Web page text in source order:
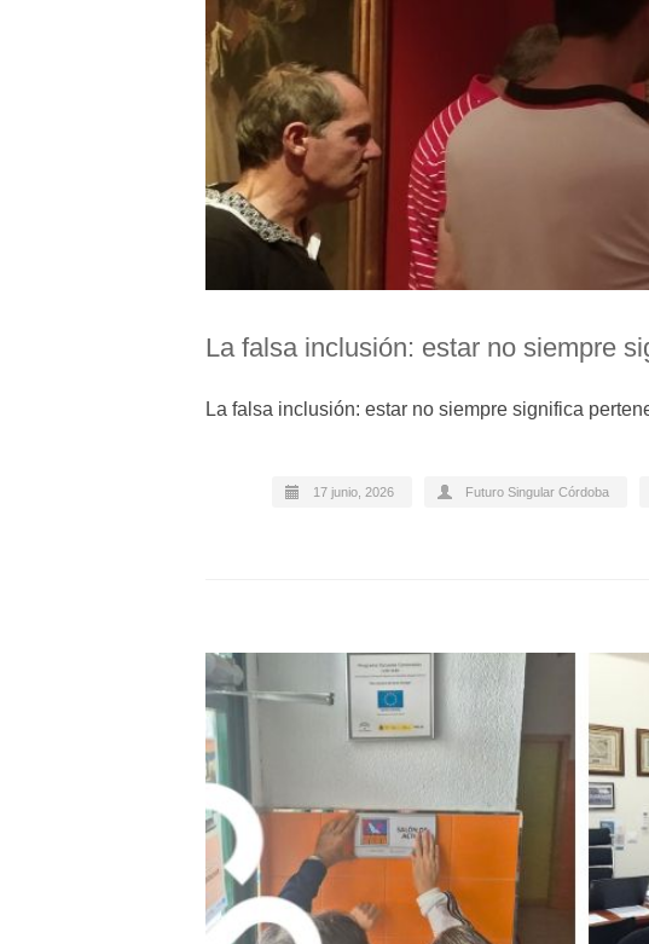
La falsa inclusión: estar no siempre
La falsa inclusión: estar no siempre significa
17 junio, 2026 Futuro Singular Córdoba